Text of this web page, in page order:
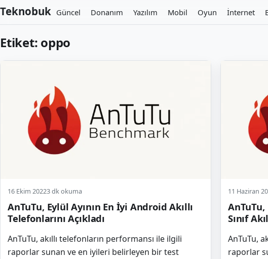
Teknobuk Güncel Donanım Yazılım Mobil Oyun İnternet
Etiket: oppo
16 Ekim 20223 dk okuma
AnTuTu, Eylül Ayının En İyi Android Akıllı
Telefonlarını Açıkladı
AnTuTu, akıllı telefonların performansı ile ilgili
raporlar sunan ve en iyileri belirleyen bir test
11 Haziran
AnTuTu,
Sınıf
AnTuTu,
raporlar